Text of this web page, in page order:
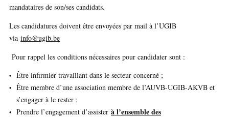
mandataires de son/ses candidats.
Les candidatures doivent être envoyées par mail à l’UGIB
via info@ugib.be
Pour rappel les conditions nécessaires pour candidater sont :
Être infirmier travaillant dans le secteur concerné ;
Être membre d’une association membre de l’AUVB-UGIB-AKVB et
s’engager à le rester ;
Prendre l’engagement d’assister à l’ensemble des